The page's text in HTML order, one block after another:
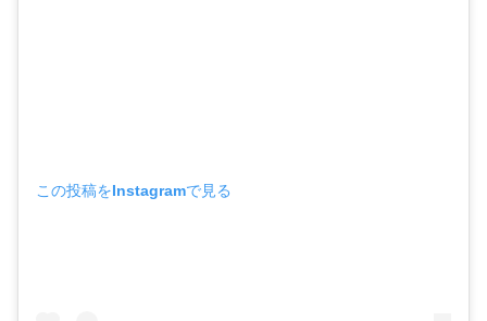
この投稿をInstagramで見る